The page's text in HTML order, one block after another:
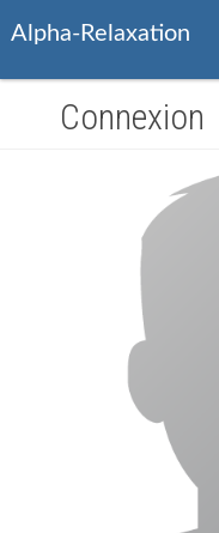
Alpha-Relaxation
Connexion